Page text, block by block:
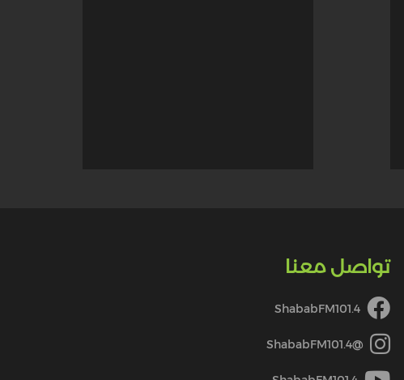
تواصل معنا
ShababFM101.4
@ShababFM101.4